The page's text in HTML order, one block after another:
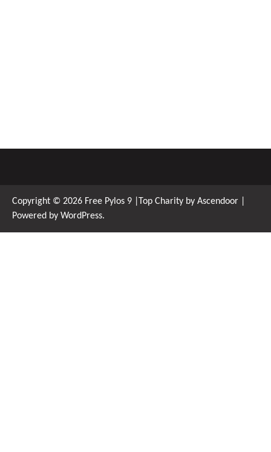
Copyright © 2026 Free Pylos 9 |Top Charity by Ascendoor
Powered by WordPress.